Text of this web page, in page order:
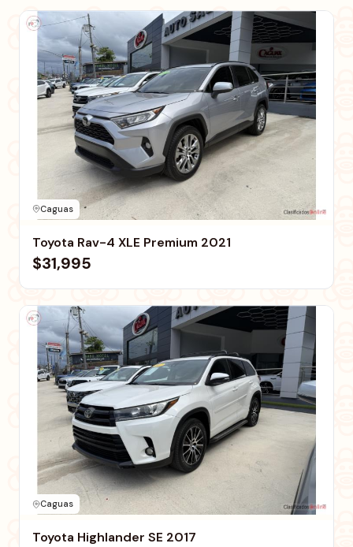
Caguas
Toyota Rav-4 XLE Premium 2021
$31,995
Caguas
Toyota Highlander SE 2017